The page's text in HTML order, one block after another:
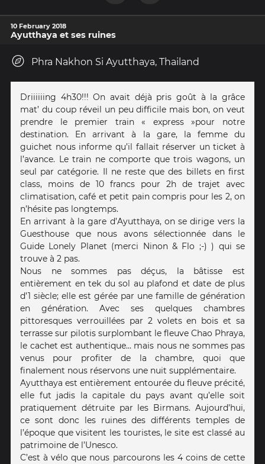
10 February 2018
Ayutthaya et ses ruines
Phra Nakhon Si Ayutthaya, Thailand
Driiiiiing 4h30!!! On avait déjà pris goût à la grâce
mat’ du coup réveil un peu difficile mais bon, on veut
prendre le premier train « express »pour notre
destination. En arrivant à la gare, la femme du
guichet nous informe qu’il fallait réserver un ticket à
l’avance. Le train ne comporte que trois wagons, un
seul par catégorie. Il ne reste que des billets en first
class, moins de 10 francs pour 2h de trajet avec
climatisation, café et petit pain compris pour les 2, on
n’hésite pas longtemps.
En arrivant à la gare d’Ayutthaya, on se dirige vers la
Guesthouse que nous avons sélectionnée dans le
Guide Lonely Planet (merci Ninon & Flo ;-) ) qui se
trouve à 2 pas.
Nous ne sommes pas déçus, la bâtisse est
entièrement en tek du sol au plafond et date de plus
d’1 siècle; elle est gérée par une famille de génération
en génération. Avec ses quelques chambres
pittoresques verrouillées par 2 volets en bois et sa
terrasse sur pilotis surplombant le fleuve Chao Phraya,
le cachet est authentique... mais nous ne sommes pas
venus pour profiter de la chambre, quoi que
finalement nous réservons une nuit supplémentaire.
Ayutthaya est entièrement entourée du fleuve précité,
elle fut jadis la capitale du pays avant qu’elle soit
pratiquement détruite par les Birmans. Aujourd’hui,
ce sont donc les ruines des différents temples de
l’époque que visitent les touristes, le site est classé au
patrimoine de l’Unesco.
C’est à vélo que nous parcourons les 4 coins de cette